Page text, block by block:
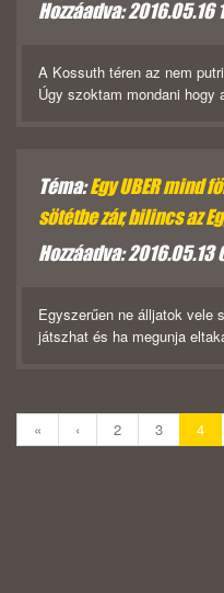
Hozzáadva: 2016.05.16
A Kossuth téren az nem
Úgy szoktam mondani hogy
Téma:Egy UBER mind
sötétbe zár, bilincs az
Hozzáadva: 2016.05.13
Egyszerűen ne álljatok vele
játszhat és ha megunja
« ‹ 2 3 4